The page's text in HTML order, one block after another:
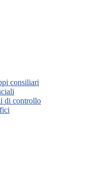
consiliari
di controllo